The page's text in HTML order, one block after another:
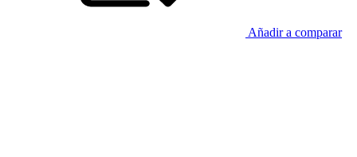
Añadir a comparar